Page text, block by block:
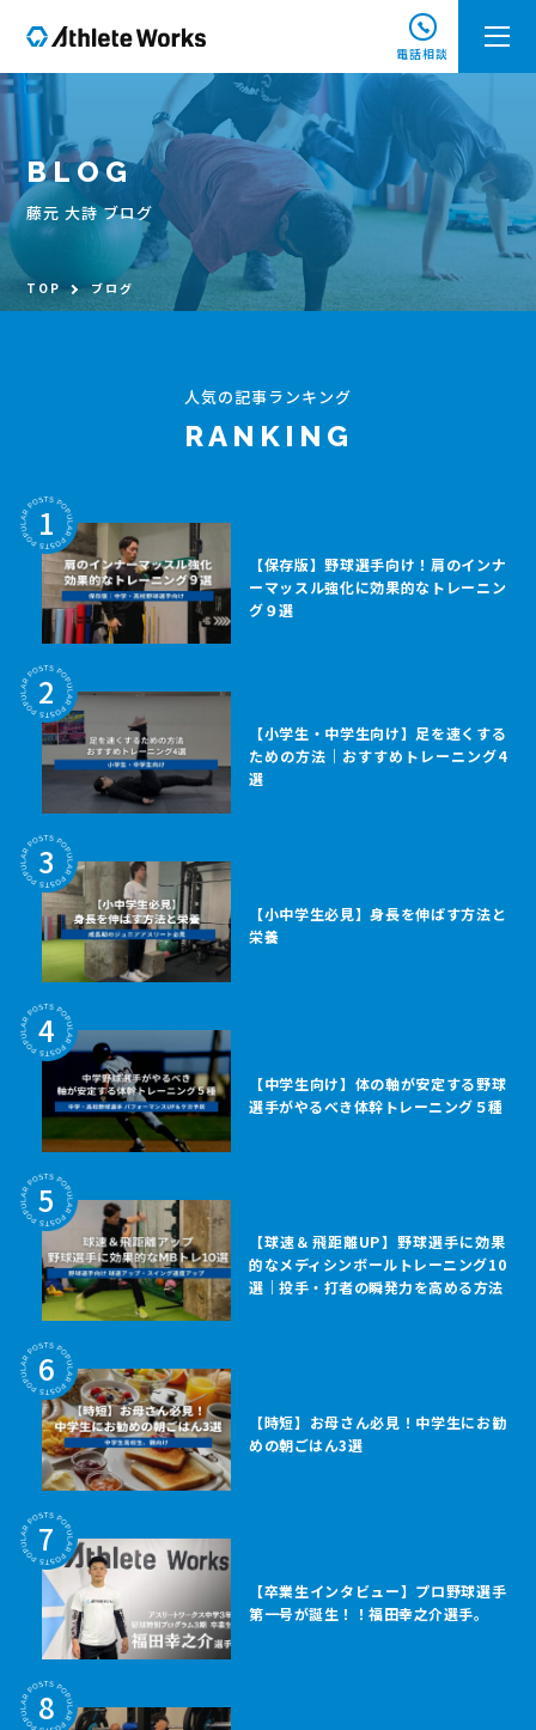
電話相談
BLOG
藤元 大詩 ブログ
TOP ブログ
人気の記事ランキング
RANKING
1
【保存版】野球選手向け！肩のインナ
ーマッスル強化に効果的なトレーニン
グ９選
2
【小学生・中学生向け】足を速くする
ための方法｜おすすめトレーニング4
選
3
【小中学生必見】身長を伸ばす方法と
栄養
4
【中学生向け】体の軸が安定する野球
選手がやるべき体幹トレーニング５種
5
【球速＆飛距離UP】野球選手に効果
的なメディシンボールトレーニング10
選｜投手・打者の瞬発力を高める方法
6
【時短】お母さん必見！中学生にお勧
めの朝ごはん3選
7
【卒業生インタビュー】プロ野球選手
第一号が誕生！！福田幸之介選手。
8